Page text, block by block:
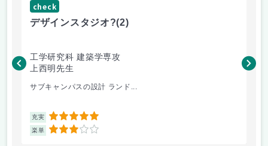
check
デザインスタジオ?(2)
工学研究科 建築学専攻
上西明先生
サブキャンパスの設計 ランド...
充実 5
楽単 3
こ